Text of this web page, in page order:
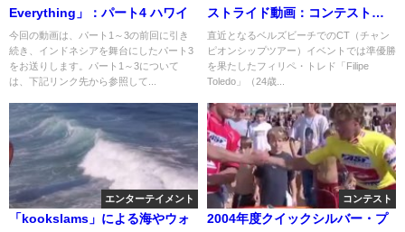
Everything」：パート4 ハワイ
今回の動画は、パート1～3の前回に引き
続き、インドネシアを舞台にしたパート3
をお送りします。パート1～3について
は、下記リンク先から参照して...
ストライド動画：コンテストと
フリーサーフィン
直近となるベルズビーチでのCT（チャン
ピオンシップツアー）イベントでは準優勝
を果たしたフィリペ・トレド「Filipe
Toledo」（24歳...
エンターテイメント
「kookslams」による海やウォ
コンテスト
2004年度クイックシルバー・プ